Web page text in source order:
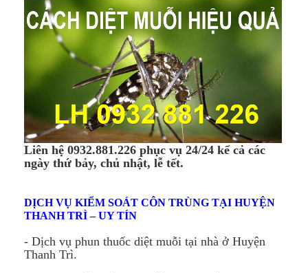
Liên hệ 0932.881.226 phục vụ 24/24 kể cả các
ngày thứ bảy, chủ nhật, lễ tết.
DỊCH VỤ KIỂM SOÁT CÔN TRÙNG TẠI HUYỆN
THANH TRÌ – UY TÍN
- Dịch vụ phun thuốc diệt muỗi tại nhà ở Huyện
Thanh Trì.